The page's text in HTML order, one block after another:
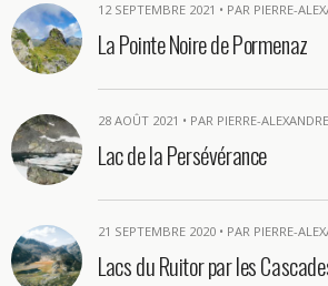
12 SEPTEMBRE 2021 • PAR PIERRE-
La Pointe Noire de Pormenaz
28 AOÛT 2021 • PAR PIERRE-ALEXANDRE
Lac de la Persévérance
21 SEPTEMBRE 2020 • PAR PIERRE-
Lacs du Ruitor par les